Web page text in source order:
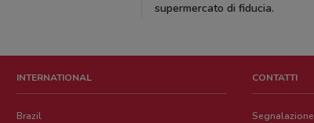
supermercato di fiducia.
INTERNATIONAL
Brazil
CONTATTI